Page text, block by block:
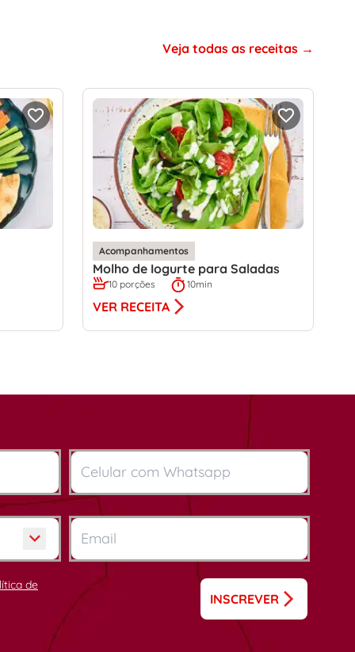
Veja todas as receitas
Acompanhamentos
Molho de Iogurte para Saladas
10 porções 10min
VER RECEITA
de
INSCREVER